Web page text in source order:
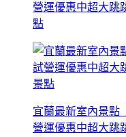
營運優惠中超大跳
點
宜蘭最新室內景點
營運優惠中超大跳